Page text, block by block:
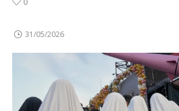
31/05/2026